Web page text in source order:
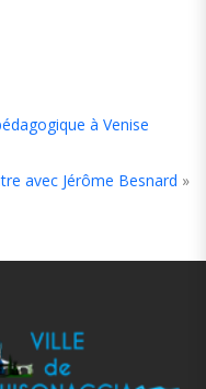
à Venise
avec Jérôme Besnard »